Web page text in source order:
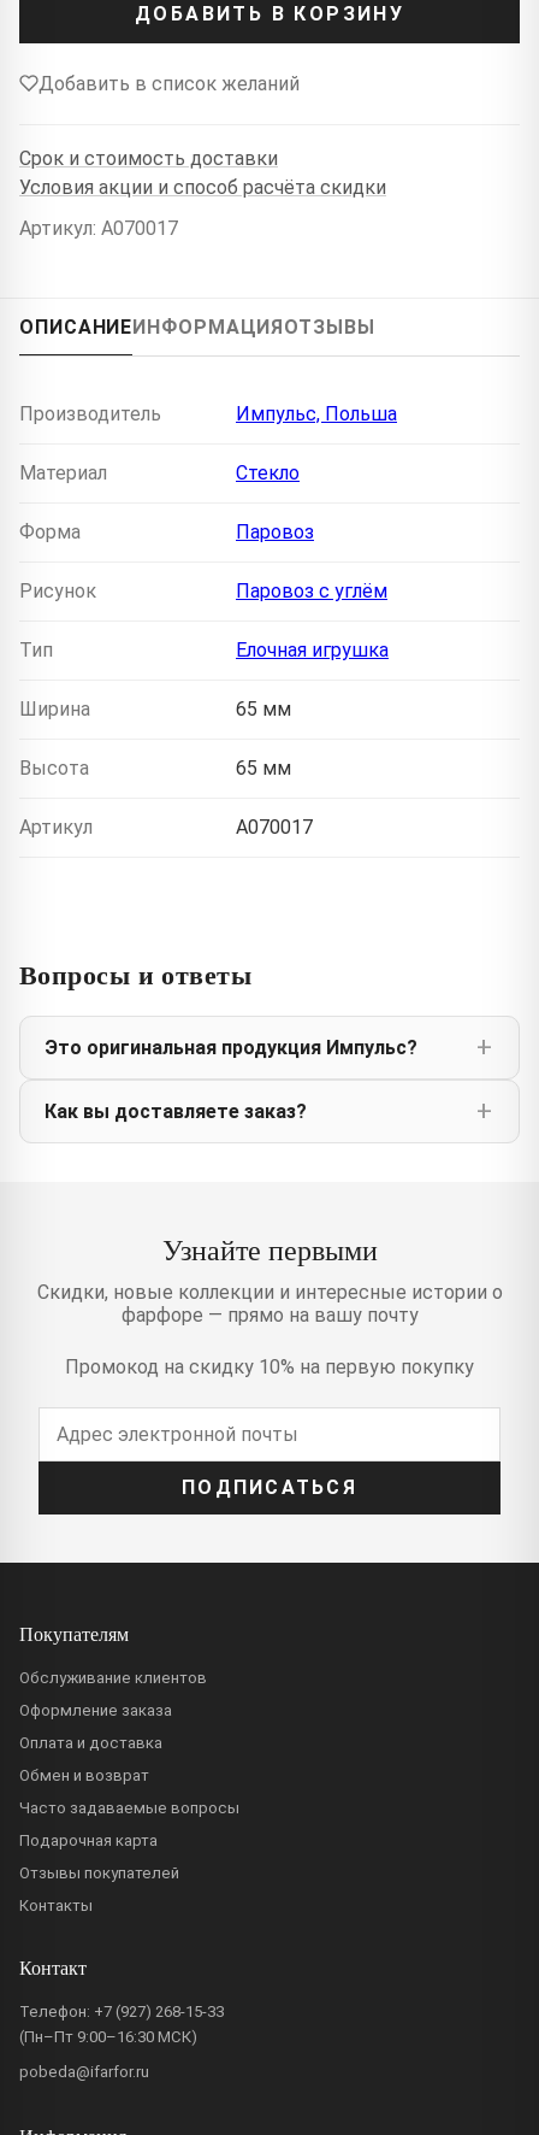
ДОБАВИТЬ В КОРЗИНУ
Добавить в список желаний
Срок и стоимость доставки
Условия акции и способ расчёта скидки
Артикул: A070017
ОПИСАНИЕИНФОРМАЦИЯОТЗЫВЫ
Производитель Импульс, Польша
Материал Стекло
Форма Паровоз
Рисунок Паровоз с углём
Тип Елочная игрушка
Ширина 65 мм
Высота 65 мм
Артикул A070017
Вопросы и ответы
Это оригинальная продукция Импульс?
Как вы доставляете заказ?
Узнайте первыми
Скидки, новые коллекции и интересные истории о
фарфоре — прямо на вашу почту
Промокод на скидку 10% на первую покупку
ПОДПИСАТЬСЯ
Покупателям
Обслуживание клиентов
Оформление заказа
Оплата и доставка
Обмен и возврат
Часто задаваемые вопросы
Подарочная карта
Отзывы покупателей
Контакты
Контакт
Телефон: +7 (927) 268-15-33
(Пн–Пт 9:00–16:30 МСК)
pobeda@ifarfor.ru